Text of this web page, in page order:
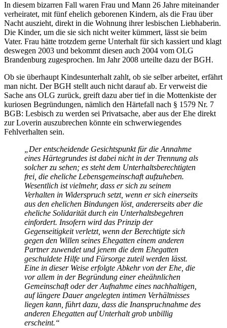
In diesem bizarren Fall waren Frau und Mann 26 Jahre miteinander
verheiratet, mit fünf ehelich geborenen Kindern, als die Frau über
Nacht auszieht, direkt in die Wohnung ihrer lesbischen Liebhaberin.
Die Kinder, um die sie sich nicht weiter kümmert, lässt sie beim
Vater. Frau hätte trotzdem gerne Unterhalt für sich kassiert und klagt
deswegen 2003 und bekommt diesen auch 2004 vom OLG
Brandenburg zugesprochen. Im Jahr 2008 urteilte dazu der BGH.
Ob sie überhaupt Kindes­unterhalt zahlt, ob sie selber arbeitet, erfährt
man nicht. Der BGH stellt auch nicht darauf ab. Er verweist die
Sache ans OLG zurück, greift dazu aber tief in die Mottenkiste der
kuriosen Begründungen, nämlich den Härtefall nach § 1579 Nr. 7
BGB: Lesbisch zu werden sei Privatsache, aber aus der Ehe direkt
zur Loverin auszubrechen könnte ein schwer­wiegendes
Fehlverhalten sein.
„Der entscheidende Gesichtspunkt für die Annahme
eines Härtegrundes ist dabei nicht in der Trennung als
solcher zu sehen; es steht dem Unter­halts­berechtigten
frei, die eheliche Lebens­gemein­schaft aufzuheben.
Wesentlich ist vielmehr, dass er sich zu seinem
Verhalten in Widerspruch setzt, wenn er sich einerseits
aus den ehelichen Bindungen löst, andererseits aber die
eheliche Solidarität durch ein Unterhalts­begehren
einfordert. Insofern wird das Prinzip der
Gegenseitigkeit verletzt, wenn der Berechtigte sich
gegen den Willen seines Ehegatten einem anderen
Partner zuwendet und jenem die dem Ehegatten
geschuldete Hilfe und Fürsorge zuteil werden lässt.
Eine in dieser Weise erfolgte Abkehr von der Ehe, die
vor allem in der Begründung einer eheähnlichen
Gemeinschaft oder der Aufnahme eines nachhaltigen,
auf längere Dauer angelegten intimen Verhältnisses
liegen kann, führt dazu, dass die Inan­spruch­nahme des
anderen Ehegatten auf Unterhalt grob unbillig
erscheint.“